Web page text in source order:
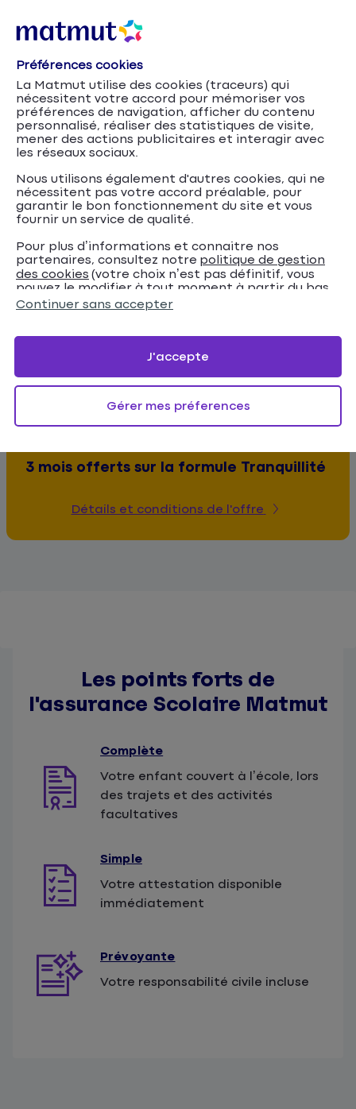
Assurance Scolaire dès 1 €/mois
Assurance Scolaire dès
1 €/mois
Votre enfant mérite une assurance scolaire qui lui
correspond. Offre spéciale jusqu'au 31 août 2026.
Je souscris
3 mois offerts sur la formule Tranquillité
Détails et conditions de l'offre
Les points forts de
l'assurance Scolaire Matmut
Complète
Votre enfant couvert à l’école, lors
des trajets et des activités
facultatives
Simple
Votre attestation disponible
immédiatement
Prévoyante
Votre responsabilité civile incluse
Préférences cookies
La Matmut utilise des cookies (traceurs) qui
nécessitent votre accord pour mémoriser vos
préférences de navigation, afficher du contenu
personnalisé, réaliser des statistiques de visite,
mener des actions publicitaires et interagir avec
les réseaux sociaux.
Nous utilisons également d'autres cookies, qui ne
nécessitent pas votre accord préalable, pour
garantir le bon fonctionnement du site et vous
fournir un service de qualité.
Pour plus d’informations et connaitre nos
partenaires, consultez notre politique de gestion
des cookies (votre choix n’est pas définitif, vous
pouvez le modifier à tout moment à partir du bas
de page de notre site).
Continuer sans accepter
Gérer mes préferences
J'accepte